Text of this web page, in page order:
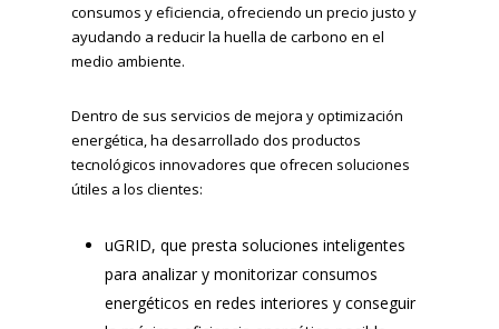
consumos y eficiencia, ofreciendo un precio justo y
ayudando a reducir la huella de carbono en el
medio ambiente.
Dentro de sus servicios de mejora y optimización
energética, ha desarrollado dos productos
tecnológicos innovadores que ofrecen soluciones
útiles a los clientes:
uGRID, que presta soluciones inteligentes
para analizar y monitorizar consumos
energéticos en redes interiores y conseguir